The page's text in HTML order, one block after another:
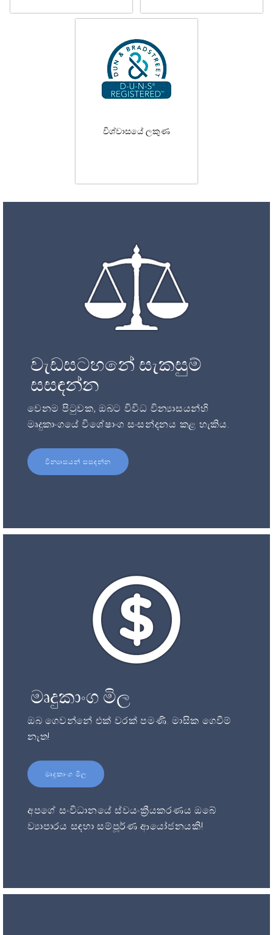
විශ්වාසයේ ලකුණ
වැඩසටහනේ සැකසුම්
සසඳන්න
වෙනම පිටුවක, ඔබට විවිධ වින්‍යාසයන්හි
මෘදුකාංගයේ විශේෂාංග සංසන්දනය කළ හැකිය.
වින්‍යාසයන් සසඳන්න
මෘදුකාංග මිල
ඔබ ගෙවන්නේ එක් වරක් පමණි. මාසික ගෙවීම්
නැත!
මෘදුකාංග මිල
අපගේ සංවිධානයේ ස්වයංක්‍රීයකරණය ඔබේ
ව්‍යාපාරය සඳහා සම්පූර්ණ ආයෝජනයකි!